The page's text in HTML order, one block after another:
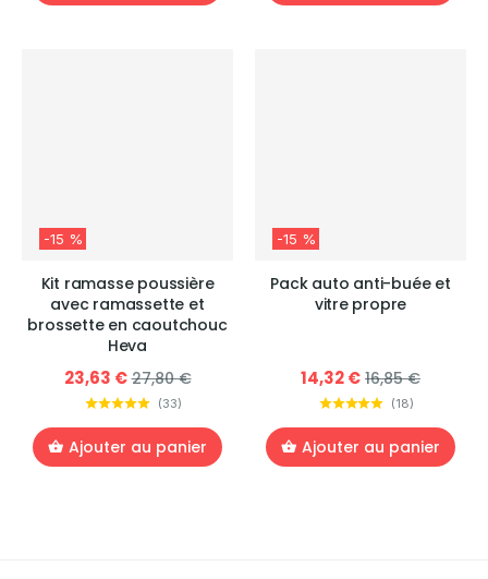
-15 %
Kit ramasse poussière
avec ramassette et
brossette en caoutchouc
Heva
23,63 € 27,80 €
(33)
Ajouter au panier
-15 %
Pack auto anti-buée et
vitre propre
14,32 € 16,85 €
(18)
Ajouter au panier